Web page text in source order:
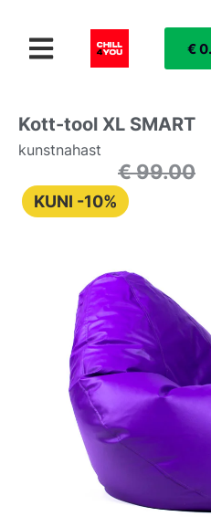
€
Kott-tool XL SMART
kunstnahast
€99.00
KUNI -10%